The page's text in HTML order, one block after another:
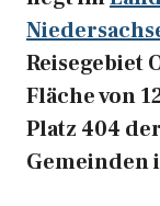
Reisegebiet
Fläche von
Platz 404
Gemeinden